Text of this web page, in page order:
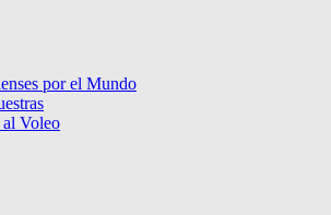
por el Mundo
Voleo